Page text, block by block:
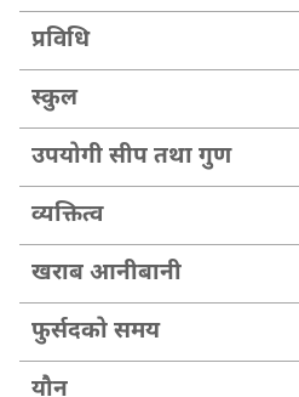
प्रविधि
स्कुल
उपयोगी सीप तथा गुण
व्यक्तित्व
खराब आनीबानी
फुर्सदको समय
यौन